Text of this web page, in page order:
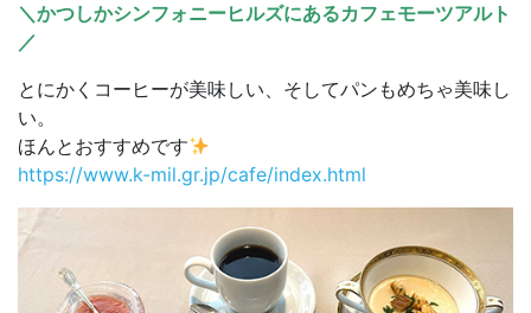
＼かつしかシンフォニーヒルズにあるカフェモーツアルト
／
とにかくコーヒーが美味しい、そしてパンもめちゃ美味し
い。
ほんとおすすめです
https://www.k-mil.gr.jp/cafe/index.html